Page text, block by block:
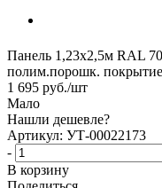
Панель 1,23х2,5м RAL
полим.порошк.
1 695 руб./шт
Мало
Нашли дешевле?
Артикул: УТ-00022173
-
В корзину